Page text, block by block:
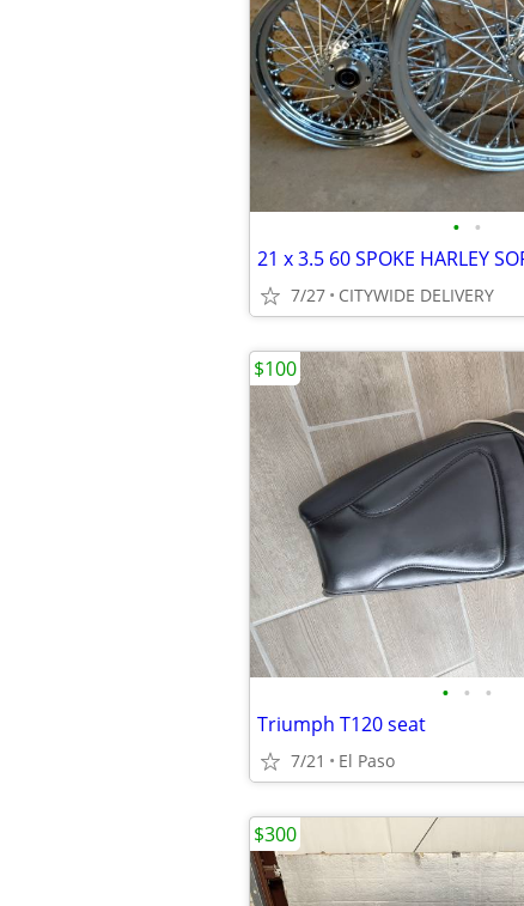
• •
7/27 CITYWIDE DELIVERY
• • •
Triumph T120 seat
7/21 El Paso
$100
$300